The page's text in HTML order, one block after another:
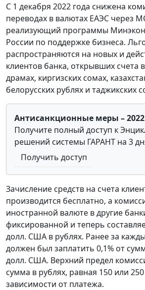
С 1 декабря 2022 года снижена
переводах в валютах ЕАЭС через
реализующий программы
России по поддержке бизнеса.
распространяются на новых и
клиентов банка, открывших счета
драмах, киргизских сомах,
белорусских рублях и таджикских
Антисанкционные меры – 2022
Получите полный доступ к
решений системы ГАРАНТ на 3
Получить доступ
Зачисление средств на счета
производится бесплатно, а
иностранной валюте в другие
фиксированной и теперь
долл. США в рублях. Ранее за
должен был заплатить 0,1% от
долл. США. Верхний предел
сумма в рублях, равная 150 или
зависимости от платежа.